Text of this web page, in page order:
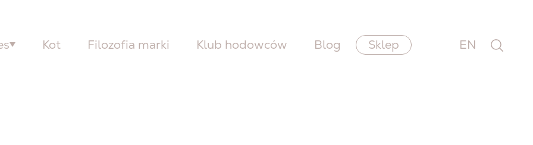
Kot Filozofia marki Klub hodowców Blog Sklep EN